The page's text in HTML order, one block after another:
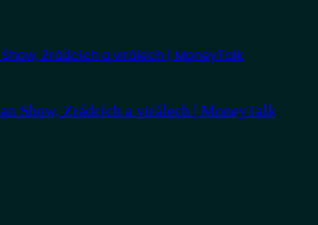
Show, Zrádcích a virálech | MoneyTalk